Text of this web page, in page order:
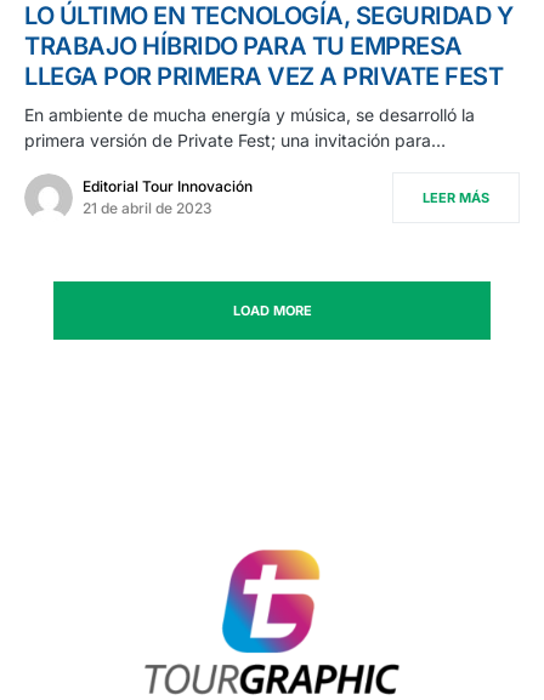
LO ÚLTIMO EN TECNOLOGÍA, SEGURIDAD Y
TRABAJO HÍBRIDO PARA TU EMPRESA
LLEGA POR PRIMERA VEZ A PRIVATE FEST
En ambiente de mucha energía y música, se desarrolló la
primera versión de Private Fest; una invitación para…
Editorial Tour Innovación
21 de abril de 2023
LEER MÁS
LOAD MORE